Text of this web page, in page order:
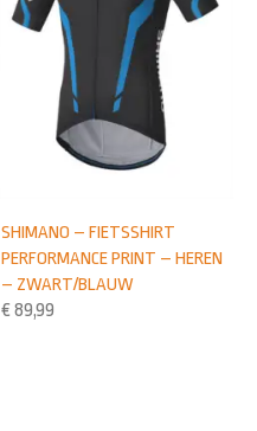
SHIMANO – FIETSSHIRT
PERFORMANCE PRINT – HEREN
– ZWART/BLAUW
€ 89,99